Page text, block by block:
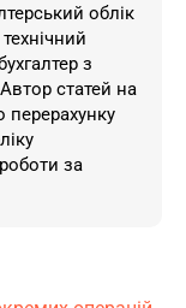
облік
з
статей на
за